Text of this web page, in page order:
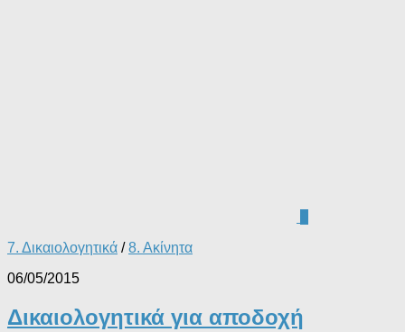
7. Δικαιολογητικά /8. Ακίνητα
06/05/2015
Δικαιολογητικά για αποδοχή